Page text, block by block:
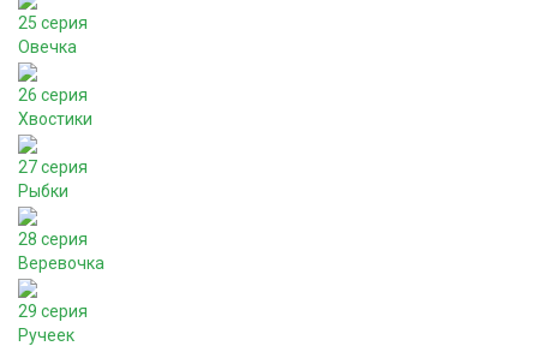
25 серия
Овечка
26 серия
Хвостики
27 серия
Рыбки
28 серия
Веревочка
29 серия
Ручеек